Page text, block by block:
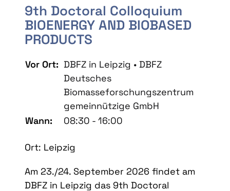
9th Doctoral Colloquium
BIOENERGY AND BIOBASED
PRODUCTS
Vor Ort: DBFZ in Leipzig • DBFZ
Deutsches
Biomasseforschungszentrum
gemeinnützige GmbH
Wann:
08:30 - 16:00
Ort: Leipzig
Am 23./24. September 2026 findet am
DBFZ in Leipzig das 9th Doctoral